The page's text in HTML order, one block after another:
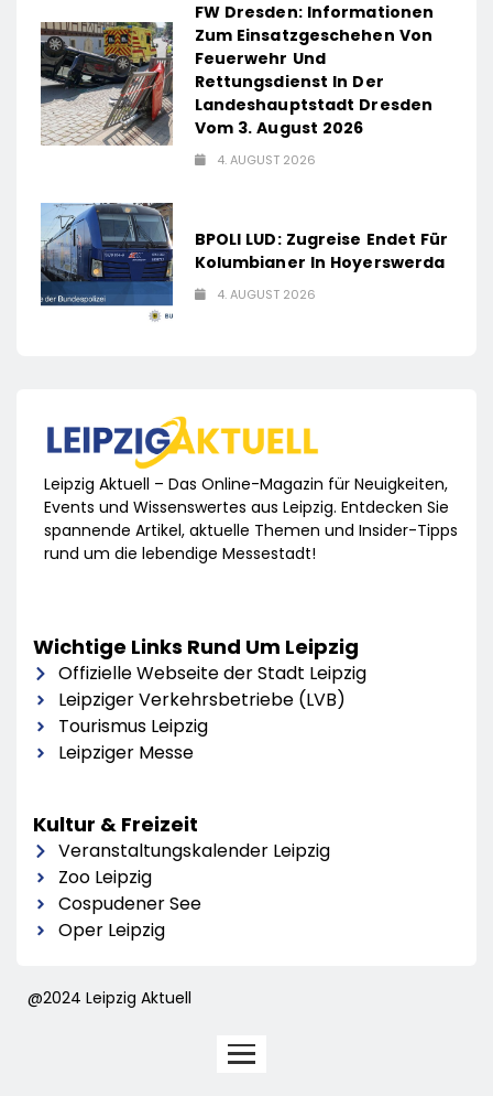
FW Dresden: Informationen
Zum Einsatzgeschehen Von
Feuerwehr Und
Rettungsdienst In Der
Landeshauptstadt Dresden
Vom 3. August 2026
4. AUGUST 2026
BPOLI LUD: Zugreise Endet Für
Kolumbianer In Hoyerswerda
4. AUGUST 2026
Leipzig Aktuell – Das Online-Magazin für Neuigkeiten,
Events und Wissenswertes aus Leipzig. Entdecken Sie
spannende Artikel, aktuelle Themen und Insider-Tipps
rund um die lebendige Messestadt!
Wichtige Links Rund Um Leipzig
Offizielle Webseite der Stadt Leipzig
Leipziger Verkehrsbetriebe (LVB)
Tourismus Leipzig
Leipziger Messe
Kultur & Freizeit
Veranstaltungskalender Leipzig
Zoo Leipzig
Cospudener See
Oper Leipzig
@2024 Leipzig Aktuell